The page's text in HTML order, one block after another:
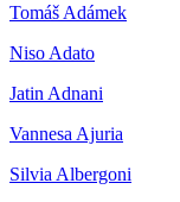
Tomáš Adámek
Niso Adato
Jatin Adnani
Vannesa Ajuria
Silvia Albergoni